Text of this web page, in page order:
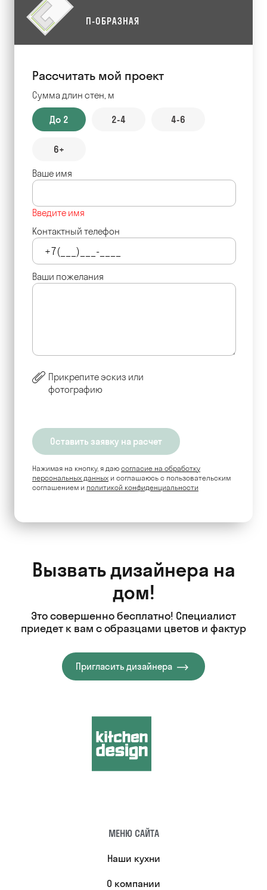
П-ОБРАЗНАЯ
Рассчитать мой проект
Сумма длин стен, м
До 2 2-4 4-6
6+
Ваше имя
Введите имя
Контактный телефон
Ваши пожелания
Прикрепите эскиз или
фотографию
Нажимая на кнопку, я даю согласие на обработку
персональных данных и соглашаюсь c пользовательским
соглашением и политикой конфиденциальности
Вызвать дизайнера на
дом!
Это совершенно бесплатно! Специалист
приедет к вам с образцами цветов и фактур
Пригласить дизайнера
МЕНЮ САЙТА
Наши кухни
О компании